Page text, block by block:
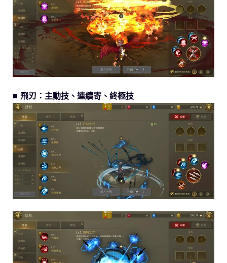
■ 飛刃：主動技、連續寄、終極技